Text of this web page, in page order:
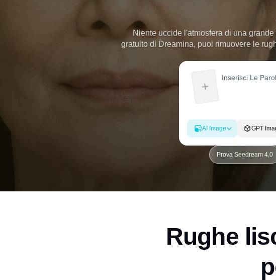
Niente uccide l'atmosfera di una
gratuito di Dreamina, puoi rimuovere le
AI Image GPT
Prova Seedream 4,0
Rughe